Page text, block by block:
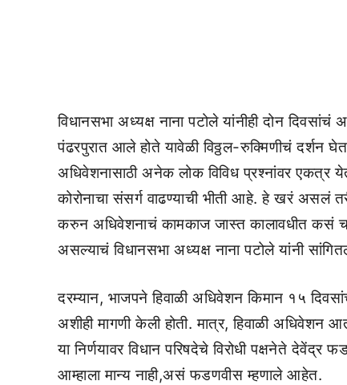
विधानसभा अध्यक्ष नाना पटोले यांनीही दोन
पंढरपुरात आले होते यावेळी विठ्ठल-रुक्मिणीचं दर्शन
अधिवेशनासाठी अनेक लोक विविध प्रश्नांवर एकत्र
कोरोनाचा संसर्ग वाढण्याची भीती आहे. हे खरं असलं
करुन अधिवेशनाचं कामकाज जास्त कालावधीत कसं
असल्याचं विधानसभा अध्यक्ष नाना पटोले यांनी
दरम्यान, भाजपने हिवाळी अधिवेशन किमान १५
अशीही मागणी केली होती. मात्र, हिवाळी अधिवेशन
या निर्णयावर विधान परिषदेचे विरोधी पक्षनेते
आम्हाला मान्य नाही,असं फडणवीस म्हणाले आहेत.